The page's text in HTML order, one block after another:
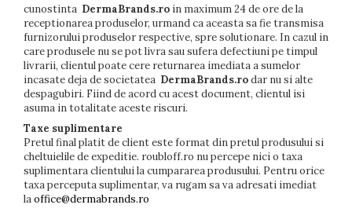
cunostinta DermaBrands.ro in maximum 24 de ore de la
receptionarea produselor, urmand ca aceasta sa fie transmisa
furnizorului produselor respective, spre solutionare. In cazul in
care produsele nu se pot livra sau sufera defectiuni pe timpul
livrarii, clientul poate cere returnarea imediata a sumelor
incasate deja de societatea DermaBrands.rodar nu si alte
despagubiri. Fiind de acord cu acest document, clientul isi
asuma in totalitate aceste riscuri.
Taxe suplimentare
Pretul final platit de client este format din pretul produsului si
cheltuielile de expeditie. roubloff.ro nu percepe nici o taxa
suplimentara clientului la cumpararea produsului. Pentru orice
taxa perceputa suplimentar, va rugam sa va adresati imediat
laoffice@dermabrands.ro